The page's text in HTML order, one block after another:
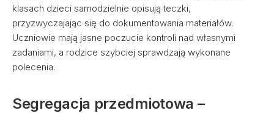
klasach dzieci samodzielnie opisują teczki,
przyzwyczajając się do dokumentowania materiałów.
Uczniowie mają jasne poczucie kontroli nad własnymi
zadaniami, a rodzice szybciej sprawdzają wykonane
polecenia.
Segregacja przedmiotowa –